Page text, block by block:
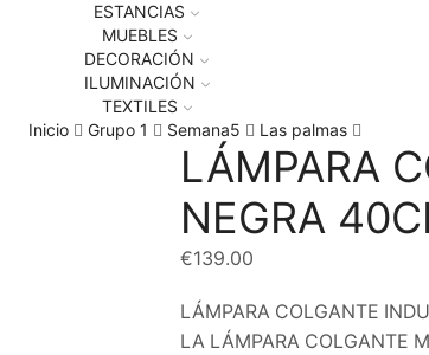
ESTANCIAS
MUEBLES
DECORACIÓN
ILUMINACIÓN
TEXTILES
Inicio Grupo 1 Semana5 Las palmas
LÁMPARA
NEGRA
€139.00
LÁMPARA COLGANTE
LA LÁMPARA COLGANTE